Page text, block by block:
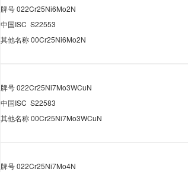
牌号022Cr25Ni6Mo2N
中国ISC S22553
其他名称00Cr25Ni6Mo2N
牌号022Cr25Ni7Mo3WCuN
中国ISC S22583
其他名称00Cr25Ni7Mo3WCuN
牌号022Cr25Ni7Mo4N